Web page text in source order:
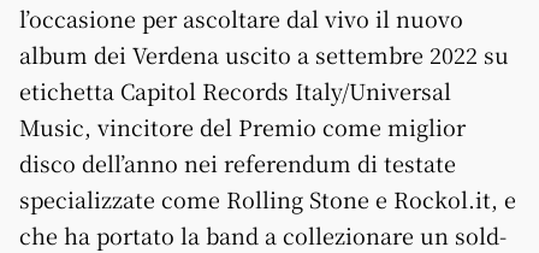
l’occasione per ascoltare dal vivo il nuovo
album dei Verdena uscito a settembre 2022 su
etichetta Capitol Records Italy/Universal
Music, vincitore del Premio come miglior
disco dell’anno nei referendum di testate
specializzate come Rolling Stone e Rockol.it, e
che ha portato la band a collezionare un sold-